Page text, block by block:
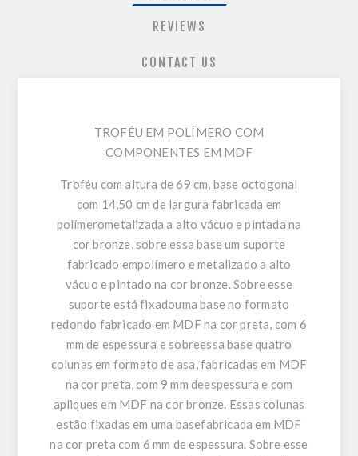
REVIEWS
CONTACT US
TROFÉU EM POLÍMERO COM
COMPONENTES EM MDF
Troféu com altura de 69 cm, base octogonal
com 14,50 cm de largura fabricada em
polímerometalizada a alto vácuo e pintada na
cor bronze, sobre essa base um suporte
fabricado empolímero e metalizado a alto
vácuo e pintado na cor bronze. Sobre esse
suporte está fixadouma base no formato
redondo fabricado em MDF na cor preta, com 6
mm de espessura e sobreessa base quatro
colunas em formato de asa, fabricadas em MDF
na cor preta, com 9 mm deespessura e com
apliques em MDF na cor bronze. Essas colunas
estão fixadas em uma basefabricada em MDF
na cor preta com 6 mm de espessura. Sobre esse